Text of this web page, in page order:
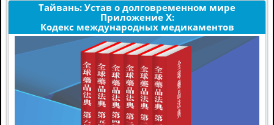
Тайвань: Устав о долговременном мире
Приложение X:
Кодекс международных медикаментов